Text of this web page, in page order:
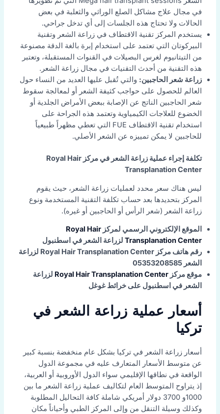
في مجال علاج مشاكل الصلع الوراثي والثعلبة في بعض
الحالات ولا تحتاج هذه الجلسات إلى أي تدخل جراحي.
يستخدم المركز تقنية الاقتطاف في زراعة الشعر وتقنية
البيركوتان التي تعتمد على استخدام إبرة بالغة الدقة مصنوعة
من التيتانيوم لغرس البصيلات في القنوات المستقبلة، وتعتبر
هذه التقنية من أحدث التقنيات في مجال زراعة الشعر.
زراعة شعر الحاجبين: والتي تُقبل عليها العديد من النساء حول
العالم للحصول على حواجب كثيفة الشعر أو لمعالجة سقوط
شعر الحاجبين الناتج عن الإصابة ببعض الأمراض الجلدية أو
الخضوع للعلاجات الكيمياوية وتعتمد هذه الجراحة على
استخدام تقنية الاقتطاف FUE التي تعطي مظهراً طبيعياً
للحاجبين لا يمكن تمييزه عن الشعر الأصلي.
تكلفة إجراء عملية زراعة الشعر في مركز Royal Hair
Transplanation Center
ليس هناك سعر محدد لعمليات زراعة الشعر، حيث يقوم
المركز بتحديدها بعد حساب تكلفة التقنية المستخدمة ونوع
زراعة الشعر (شعر الرأس أو الحاجبين أو غيره).
الموقع الإلكتروني الرسمي لمركزRoyal Hair
Transplanation Center لزراعة الشعر في اسطنبول
رقم هاتف مركز Royal Hair Transplanation Center لزراعة
الشعر 05353208585
موقع مركز Royal Hair Transplanation Center
لزراعة
الشعر في اسطنبول على خرائط غوغل
أسعار عملية زراعة الشعر في
تركيا
أسعار زراعة الشعر في تركيا بشكل عام منخفضة بنسبة كبير
عن متوسط الأسعار المتعارف عليه في مجموعة الدول
الواقعة في نطاقها الإقليمي سواء الدول الأوروبية أو العربية،
إذ يتراوح المتوسط العام لتكاليف عملية زراعة الشعر ما بين
1000و 3700 دولار أمريكي شاملة كافة التحاليل المطلوبة
وكذلك وسيلة التنقل من وإلى المركز الطبي وأحياناً مكان